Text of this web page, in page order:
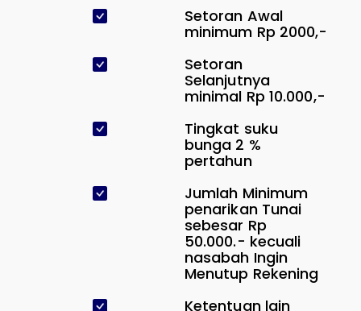
Setoran Awal
minimum Rp 2000,-
Setoran
Selanjutnya
minimal Rp 10.000,-
Tingkat suku
bunga 2 %
pertahun
Jumlah Minimum
penarikan Tunai
sebesar Rp
50.000.- kecuali
nasabah Ingin
Menutup Rekening
Ketentuan lain